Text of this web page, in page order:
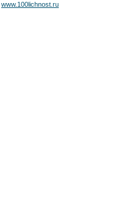
www.100lichnost.ru